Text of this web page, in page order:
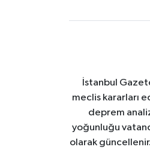
İstanbul
meclis kararları
deprem
yoğunluğu
olarak